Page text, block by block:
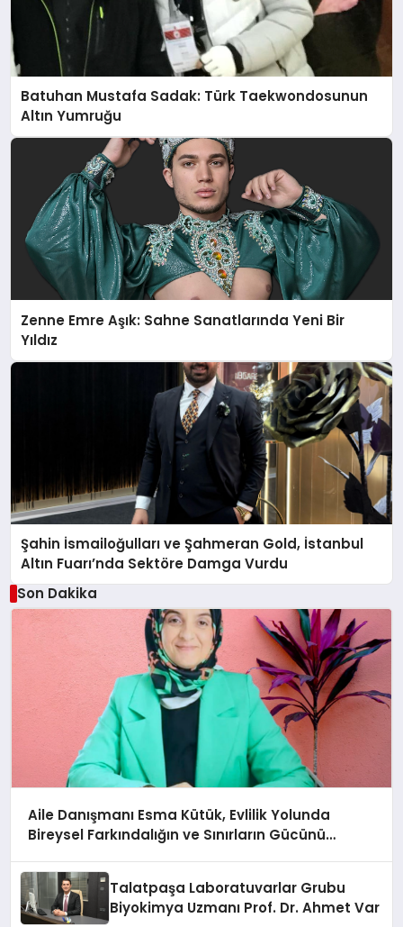
Batuhan Mustafa Sadak: Türk Taekwondosunun
Altın Yumruğu
Zenne Emre Aşık: Sahne Sanatlarında Yeni Bir
Yıldız
Şahin İsmailoğulları ve Şahmeran Gold, İstanbul
Altın Fuarı’nda Sektöre Damga Vurdu
Son Dakika
Aile Danışmanı Esma Kütük, Evlilik Yolunda
Bireysel Farkındalığın ve Sınırların Gücünü
Talatpaşa Laboratuvarlar Grubu
Biyokimya Uzmanı Prof. Dr. Ahmet Var